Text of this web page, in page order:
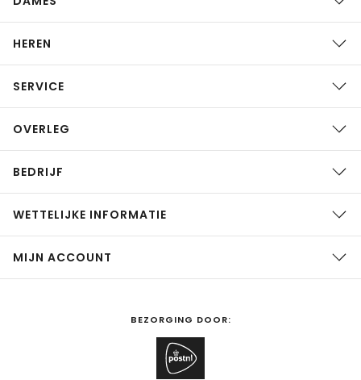
HEREN
SERVICE
OVERLEG
BEDRIJF
WETTELIJKE INFORMATIE
MIJN ACCOUNT
BEZORGING DOOR: